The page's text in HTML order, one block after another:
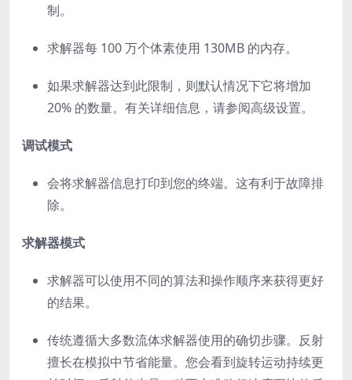
制。
求解器每 100 万个体素使用 130MB 的内存。
如果求解器达到此限制，则默认情况下它将增加
20% 的数量。有关详细信息，请参阅高级设置。
调试模式
会将求解器信息打印到您的终端。这有利于故障排
除。
求解器模式
求解器可以使用不同的算法和操作顺序来获得更好
的结果。
传统遵循大多数流体求解器使用的确切步骤。反射
擅长在模拟中节省能量。您会看到旋转运动持续更